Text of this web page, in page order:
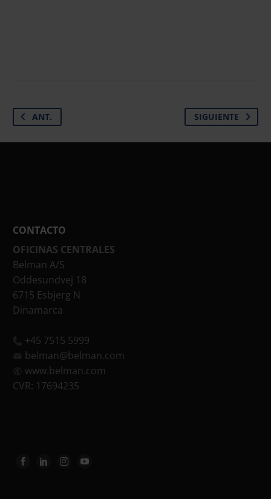
ANT. SIGUIENTE
CONTACTO
OFICINAS CENTRALES
Belman A/S
Oddesundvej 18
6715 Esbjerg N
Dinamarca
+45 7515 5999
belman@belman.com
www.belman.com
CVR: 17694235